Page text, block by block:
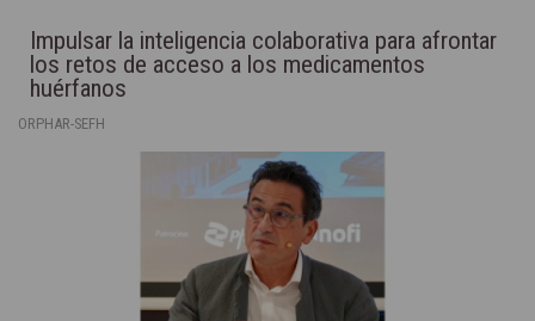
Impulsar la inteligencia colaborativa para afrontar
los retos de acceso a los medicamentos
huérfanos
ORPHAR-SEFH